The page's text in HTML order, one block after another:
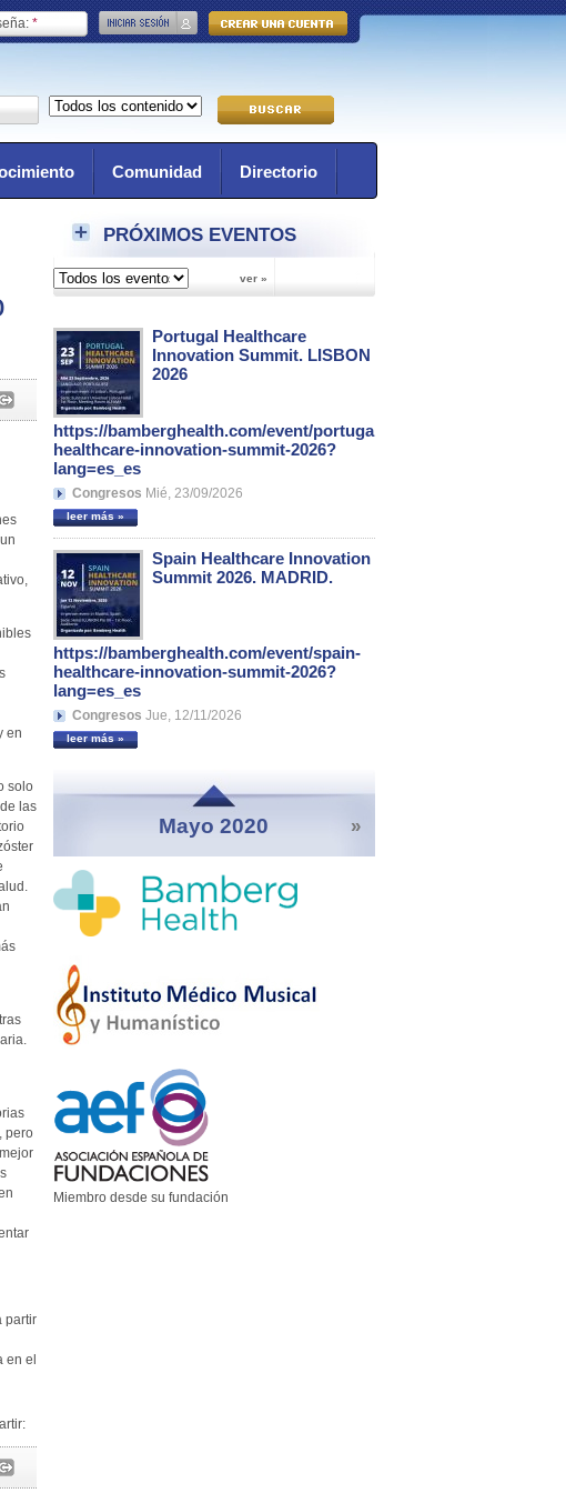
*
Comunidad Directorio
PRÓXIMOS EVENTOS
Portugal Healthcare
Innovation Summit. LISBON
2026
https://bamberghealth.com/event/portugal-
healthcare-innovation-summit-2026?
lang=es_es
Congresos Mié, 23/09/2026
leer más »
Spain Healthcare Innovation
Summit 2026. MADRID.
https://bamberghealth.com/event/spain-
healthcare-innovation-summit-2026?
lang=es_es
Congresos Jue, 12/11/2026
leer más »
Mayo 2020 »
Miembro desde su fundación
en
solo
las
pero
partir
en el